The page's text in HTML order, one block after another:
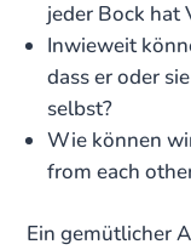
jeder Bock hat
Inwieweit
dass er oder
selbst?
Wie können
from each
Ein gemütlicher